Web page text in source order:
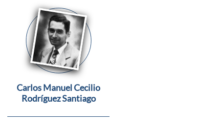
Carlos Manuel Cecilio
Rodríguez Santiago